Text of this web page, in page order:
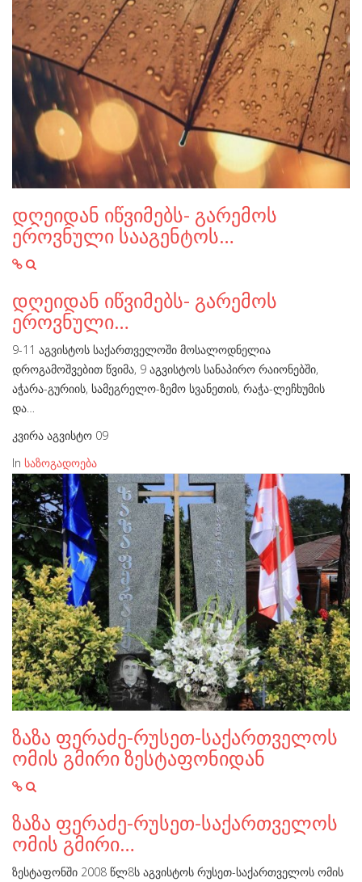
დღეიდან იწვიმებს- გარემოს
ეროვნული სააგენტოს…
დღეიდან იწვიმებს- გარემოს
ეროვნული…
9-11 აგვისტოს საქართველოში მოსალოდნელია
დროგამოშვებით წვიმა, 9 აგვისტოს სანაპირო რაიონებში,
აჭარა-გურიის, სამეგრელო-ზემო სვანეთის, რაჭა-ლეჩხუმის
და…
კვირა აგვისტო 09
In საზოგადოება
ზაზა ფერაძე-რუსეთ-საქართველოს
ომის გმირი ზესტაფონიდან
ზაზა ფერაძე-რუსეთ-საქართველოს
ომის გმირი…
ზესტაფონში 2008 წლ8ს აგვისტოს რუსეთ-საქართველოს ომის